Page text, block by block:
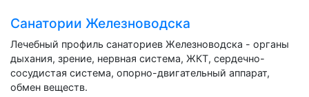
Санатории Железноводска
Лечебный профиль санаториев Железноводска - органы
дыхания, зрение, нервная система, ЖКТ, сердечно-
сосудистая система, опорно-двигательный аппарат,
обмен веществ.